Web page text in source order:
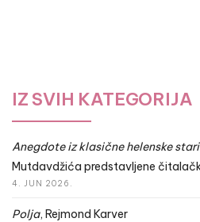
IZ SVIH KATEGORIJA
Anegdote iz klasične helenske
Mutdavdžića predstavljene
4. JUN 2026.
Polja, Rejmond Karver